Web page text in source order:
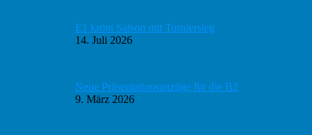
E1 krönt Saison mit Turniersieg
14. Juli 2026
Neue Präsentationsanzüge für die B2
9. März 2026